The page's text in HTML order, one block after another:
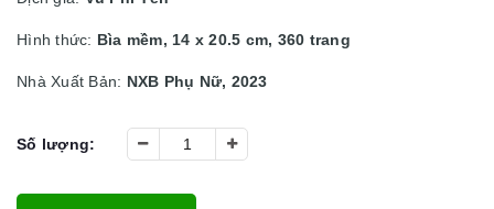
Hình thức: Bìa mềm, 14 x 20.5 cm, 360 trang
Nhà Xuất Bản: NXB Phụ Nữ, 2023
Số lượng: